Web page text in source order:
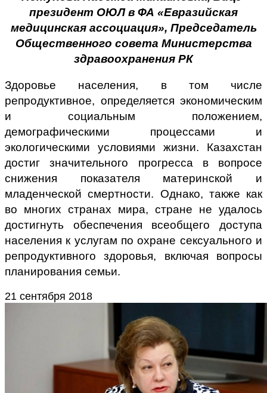
президент ОЮЛ в ФА «Евразийская
медицинская ассоциация», Председатель
Общественного совета Министерства
здравоохранения РК
Здоровье населения, в том числе
репродуктивное, определяется экономическим
и социальным положением,
демографическими процессами и
экологическими условиями жизни. Казахстан
достиг значительного прогресса в вопросе
снижения показателя материнской и
младенческой смертности. Однако, также как
во многих странах мира, стране не удалось
достигнуть обеспечения всеобщего доступа
населения к услугам по охране сексуального и
репродуктивного здоровья, включая вопросы
планирования семьи.
21 сентября 2018